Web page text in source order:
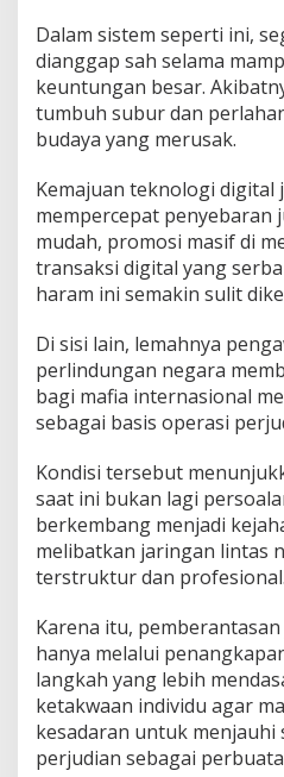
Dalam sistem seperti ini,
dianggap sah selama
keuntungan besar.
tumbuh subur dan
budaya yang merusak.
Kemajuan teknologi
mempercepat penyebaran
mudah, promosi masif di
transaksi digital yang
haram ini semakin sulit
Di sisi lain, lemahnya
perlindungan negara
bagi mafia internasional
sebagai basis operasi
Kondisi tersebut
saat ini bukan lagi
berkembang menjadi
melibatkan jaringan lintas
terstruktur dan profesional.
Karena itu,
hanya melalui
langkah yang lebih
ketakwaan individu agar
kesadaran untuk menjauhi
perjudian sebagai